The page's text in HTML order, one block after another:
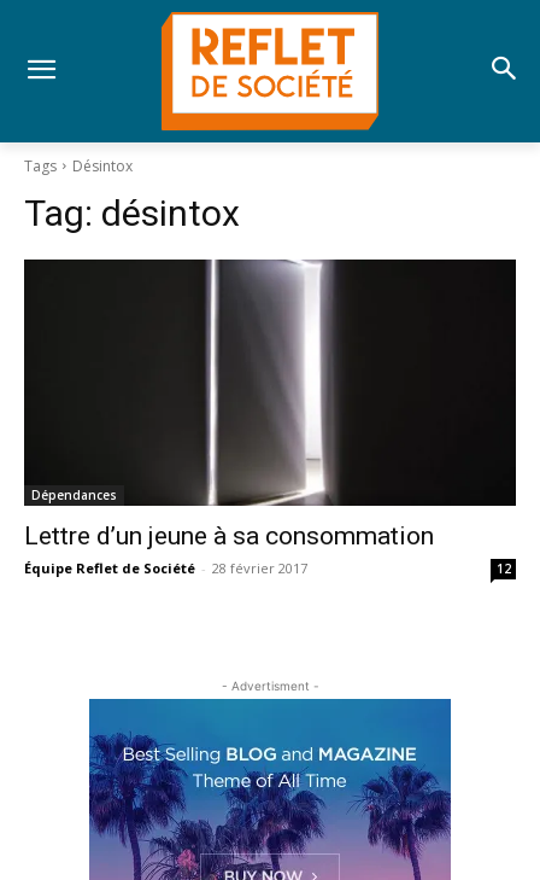
Tags Désintox
Tag: désintox
Dépendances
Lettre d’un jeune à sa consommation
Équipe Reflet de Société - 28 février 2017 12
- Advertisment -